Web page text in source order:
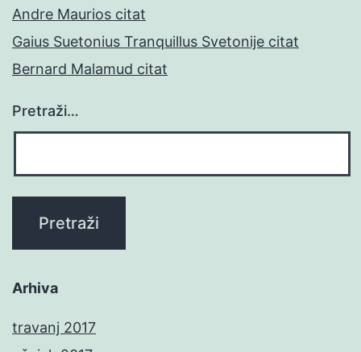
Andre Maurios citat
Gaius Suetonius Tranquillus Svetonije citat
Bernard Malamud citat
Pretraži…
Arhiva
travanj 2017